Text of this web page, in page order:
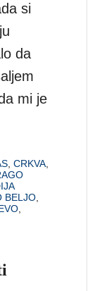
si
da
mi je
,CRKVA
BELJO